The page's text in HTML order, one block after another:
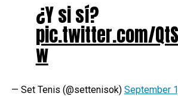
¿Y si sí?
pic.twitter.com/
w
— Set Tenis (@settenisok) September